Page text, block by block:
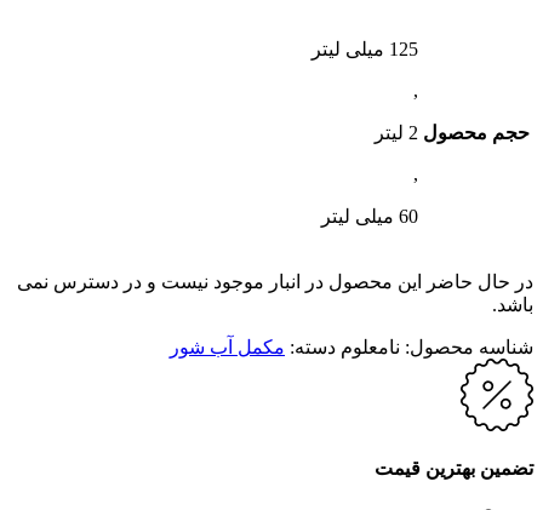
حجم محصول
125 میلی لیتر
,
2 لیتر
,
60 میلی لیتر
در حال حاضر این محصول در انبار موجود نیست و در دسترس نمی
باشد.
شناسه محصول: نامعلوم دسته: مکمل آب شور
تضمین بهترین قیمت